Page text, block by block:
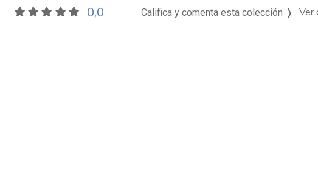
0,0 Califica y comenta esta colección ❭ Ver